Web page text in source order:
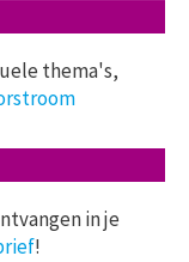
thema's,
in je
!